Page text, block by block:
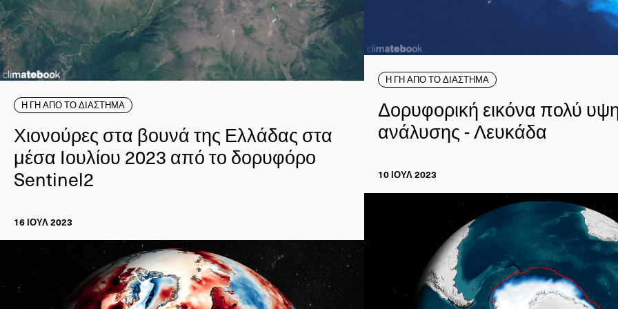
Η ΓΗ ΑΠΟ ΤΟ ΔΙΑΣΤΗΜΑ
Χιονούρες στα βουνά της Ελλάδας στα
μέσα Ιουλίου 2023 από το δορυφόρο
Sentinel2
16 ΙΟΥΛ 2023
Η ΓΗ ΑΠΟ ΤΟ ΔΙΑΣΤΗΜΑ
Δορυφορική εικόνα πολύ
ανάλυσης - Λευκάδα
10 ΙΟΥΛ 2023